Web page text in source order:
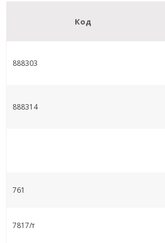
Код
888303
888314
761
7817/т